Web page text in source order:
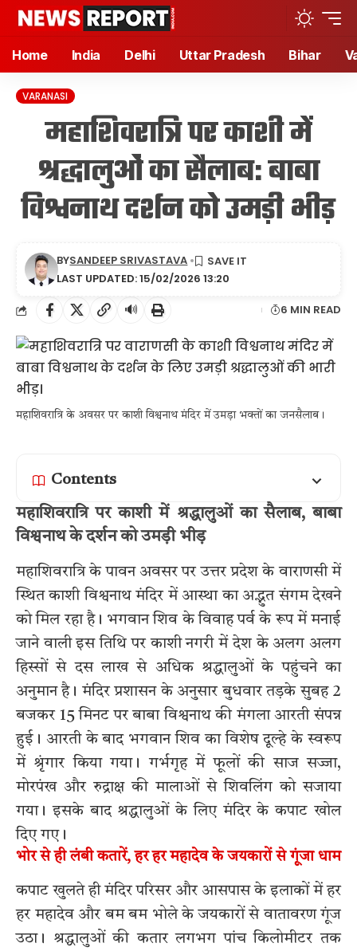
Home India Delhi Uttar Pradesh Bihar
VARANASI
महाशिवरात्रि पर काशी में
श्रद्धालुओं का सैलाब: बाबा
विश्वनाथ दर्शन को उमड़ी भीड़
LAST UPDATED: 15/02/2026 13:20
BYSANDEEP SRIVASTAVA
🔊 6 MIN READ
महाशिवरात्रि के अवसर पर काशी विश्वनाथ मंदिर में उमड़ा भक्तों का जनसैलाब।
Contents
महाशिवरात्रि पर काशी में श्रद्धालुओं का सैलाब, बाबा
विश्वनाथ के दर्शन को उमड़ी भीड़
महाशिवरात्रि के पावन अवसर पर उत्तर प्रदेश के वाराणसी में
स्थित काशी विश्वनाथ मंदिर में आस्था का अद्भुत संगम देखने
को मिल रहा है। भगवान शिव के विवाह पर्व के रूप में मनाई
जाने वाली इस तिथि पर काशी नगरी में देश के अलग अलग
हिस्सों से दस लाख से अधिक श्रद्धालुओं के पहुंचने का
अनुमान है। मंदिर प्रशासन के अनुसार बुधवार तड़के सुबह 2
बजकर 15 मिनट पर बाबा विश्वनाथ की मंगला आरती संपन्न
हुई। आरती के बाद भगवान शिव का विशेष दूल्हे के स्वरूप
में श्रृंगार किया गया। गर्भगृह में फूलों की साज सज्जा,
मोरपंख और रुद्राक्ष की मालाओं से शिवलिंग को सजाया
गया। इसके बाद श्रद्धालुओं के लिए मंदिर के कपाट खोल
दिए गए।
भोर से ही लंबी कतारें, हर हर महादेव के जयकारों से गूंजा धाम
कपाट खुलते ही मंदिर परिसर और आसपास के इलाकों में हर
हर महादेव और बम बम भोले के जयकारों से वातावरण गूंज
उठा। श्रद्धालुओं की कतार लगभग पांच किलोमीटर तक